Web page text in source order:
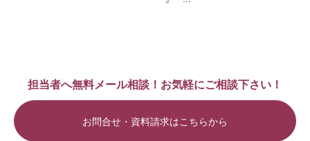
担当者へ無料メール相談！お気軽にご相談下さい！
お問合せ・資料請求はこちらから